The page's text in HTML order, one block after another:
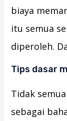
biaya
itu semua
diperoleh.
Tips dasar
Tidak
sebagai